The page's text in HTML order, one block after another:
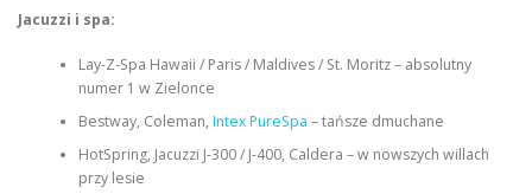
Jacuzzi i spa:
Lay-Z-Spa Hawaii / Paris / Maldives / St. Moritz – absolutny
numer 1 w Zielonce
Bestway, Coleman, Intex PureSpa – tańsze dmuchane
HotSpring, Jacuzzi J-300 / J-400, Caldera – w nowszych willach
przy lesie